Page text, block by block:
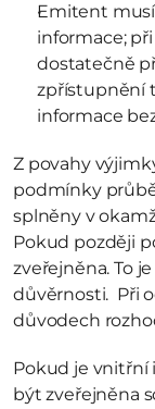
Emitent
informace;
dostatečně
zpřístupnění
informace
Z povahy
podmínky
splněny v
Pokud později
zveřejněna. To
důvěrnosti.  Při
důvodech
Pokud je vnitřní
být zveřejněna